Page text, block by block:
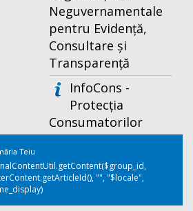
Neguvernamentale
pentru Evidență,
Consultare și
Transparență
InfoCons -
Protecția
Consumatorilor
Teiu
"", "$locale",